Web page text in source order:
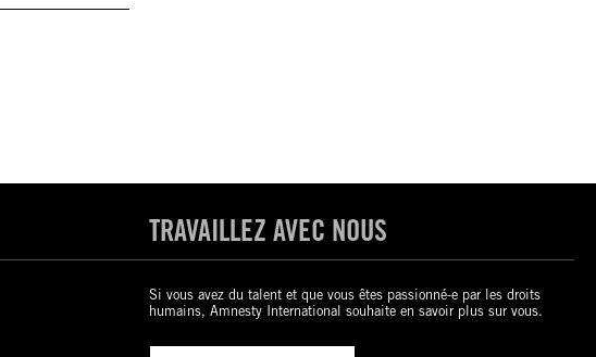
TRAVAILLEZ AVEC NOUS
Si vous avez du talent et que vous êtes passionné-e par les droits
humains, Amnesty International souhaite en savoir plus sur vous.